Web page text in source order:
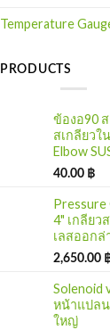
Temperature
PRODUCTS
ข้องอ90
สเกลียวใ
Elbow
40.00 ฿
Pressure
4" เกลียว
เลสออกล่
2,650.00
Solenoid
หน้าแปล
ใหญ่